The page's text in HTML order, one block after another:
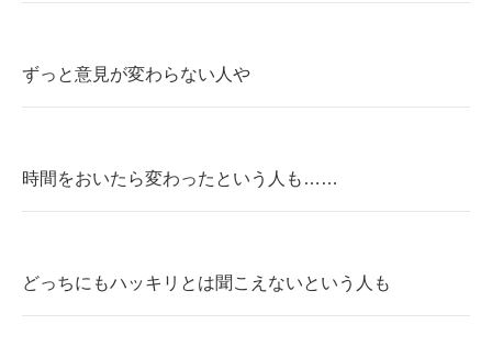
ずっと意見が変わらない人や
時間をおいたら変わったという人も……
どっちにもハッキリとは聞こえないという人も